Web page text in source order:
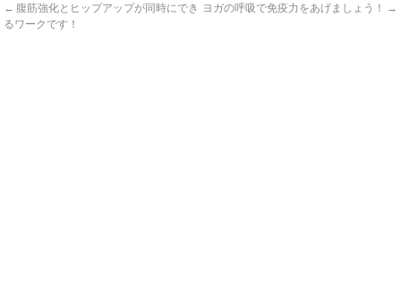
← 腹筋強化とヒップアップが同時にでき
るワークです！
ヨガの呼吸で免疫力をあげましょう！ →